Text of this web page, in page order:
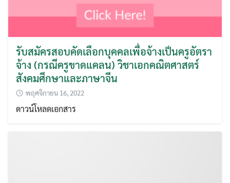
รับสมัครสอบคัดเลือกบุคคลเพื่อจ้างเป็นครูอัตรา
จ้าง (กรณีครูขาดแคลน) วิชาเอกคณิตศาสตร์
สังคมศึกษาและภาษาจีน
พฤศจิกายน 16, 2022
ดาวน์โหลดเอกสาร